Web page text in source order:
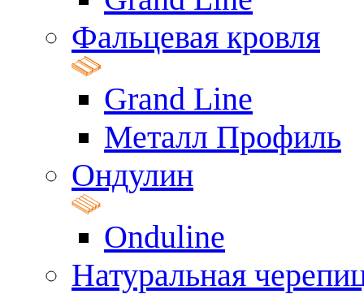
Фальцевая кровля
Grand Line
Металл Профиль
Ондулин
Onduline
Натуральная